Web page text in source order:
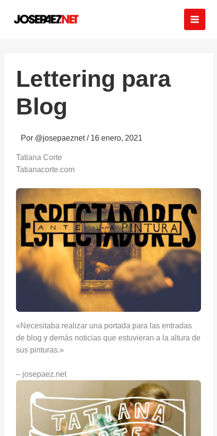
Lettering para
Blog
Por @josepaeznet/ 16 enero, 2021
Tatiana Corte
Tatianacorte.com
«Necesitaba realizar una portada para las entradas
de blog y demás noticias que estuvieran a la altura de
sus pinturas.»
– josepaez.net